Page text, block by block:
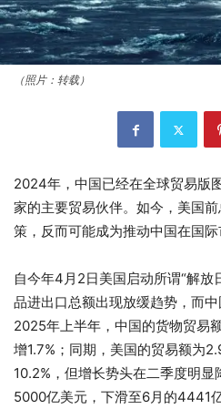
（照片：转载）
2024年，中国已经在全球贸易版
家的主要贸易伙伴。如今，美国
策，反而可能成为推动中国在国际
自今年4月2日美国启动所谓“解放
品进出口总额出现放缓趋势，而中
2025年上半年，中国的货物贸易
增1.7%；同期，美国的贸易额为
10.2%，但增长势头在二季度明
5000亿美元，下滑至6月的4441